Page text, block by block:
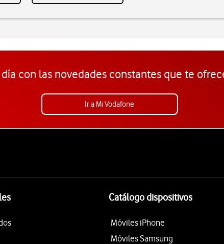
con las novedades constantes que te
Ir a Mi Vodafone
Catálogo dispositivos
Móviles iPhone
Móviles Samsung